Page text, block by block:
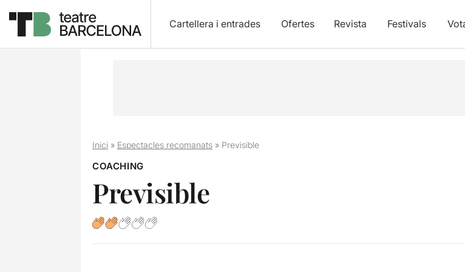
Cartellera i entrades Ofertes Revista Festivals
Inici» Espectacles recomanats» Previsible
COACHING
Previsible